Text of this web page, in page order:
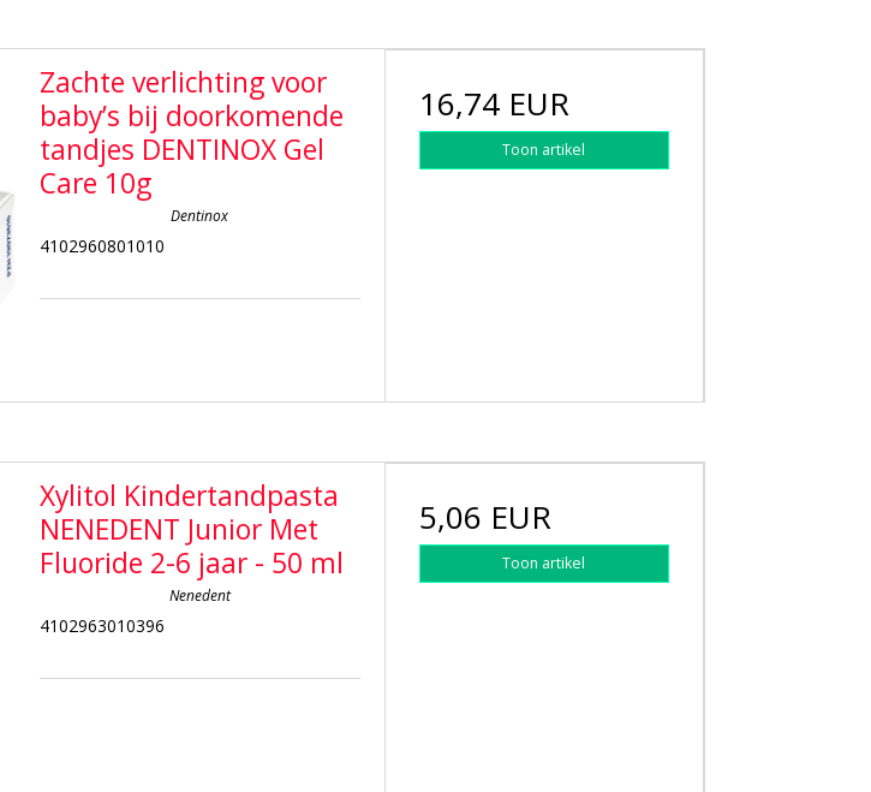
Zachte verlichting voor
baby’s bij doorkomende
tandjes DENTINOX Gel
Care 10g
Dentinox
4102960801010
16,74 EUR
Toon artikel
Xylitol Kindertandpasta
NENEDENT Junior Met
Fluoride 2-6 jaar - 50 ml
Nenedent
4102963010396
5,06 EUR
Toon artikel